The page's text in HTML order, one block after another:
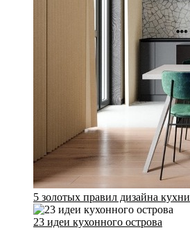
5 золотых правил дизайна кухни
23 идеи кухонного острова